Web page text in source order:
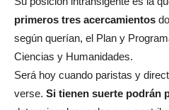
primeros tres acercamientos
según querían, el Plan y
Ciencias y Humanidades.
Será hoy cuando paristas y
verse. Si tienen suerte podrán